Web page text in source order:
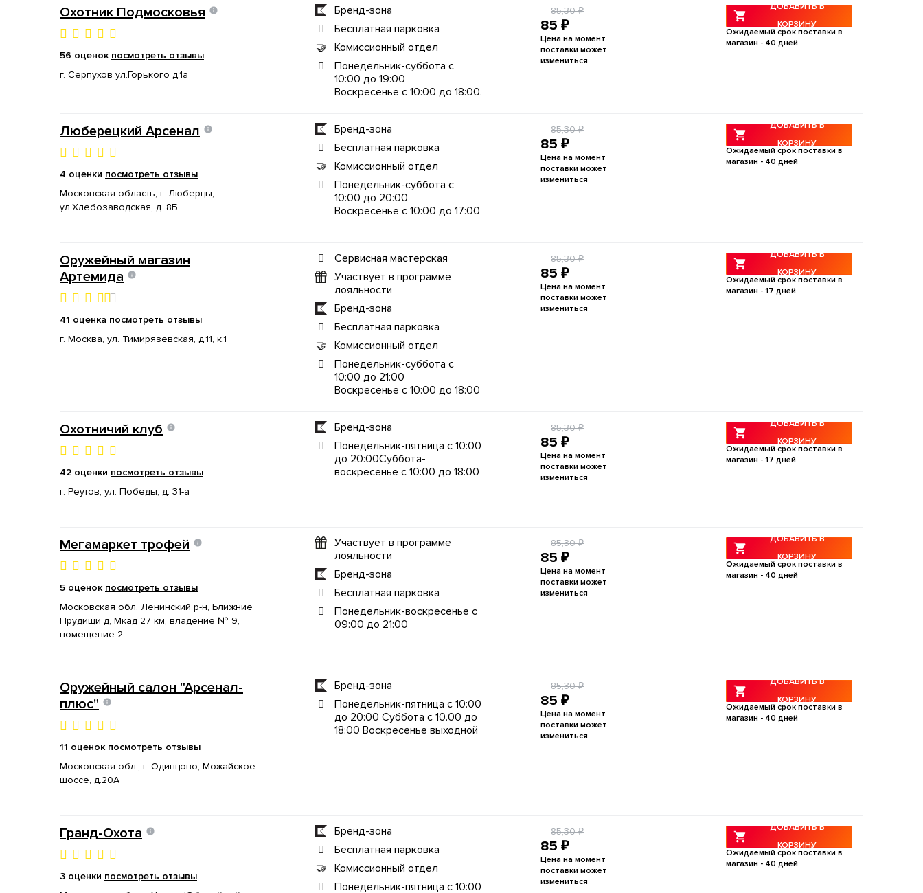
Охотник Подмосковья
56 оценок посмотреть отзывы
г. Серпухов ул.Горького д.1а
Бренд-зона
Бесплатная парковка
Комиссионный отдел
Понедельник-суббота с
10:00 до 19:00
Воскресенье с 10:00 до 18:00.
85,30 ₽
85 ₽
Цена на момент
поставки может
измениться
ДОБАВИТЬ В
КОРЗИНУ
Ожидаемый срок поставки в
магазин - 40 дней
Люберецкий Арсенал
4 оценки посмотреть отзывы
Московская область, г. Люберцы,
ул.Хлебозаводская, д. 8Б
Бренд-зона
Бесплатная парковка
Комиссионный отдел
Понедельник-суббота с
10:00 до 20:00
Воскресенье с 10:00 до 17:00
85,30 ₽
85 ₽
Цена на момент
поставки может
измениться
ДОБАВИТЬ В
КОРЗИНУ
Ожидаемый срок поставки в
магазин - 40 дней
Оружейный магазин
Артемида
41 оценка посмотреть отзывы
г. Москва, ул. Тимирязевская, д.11, к.1
Сервисная мастерская
Участвует в программе
лояльности
Бренд-зона
Бесплатная парковка
Комиссионный отдел
Понедельник-суббота с
10:00 до 21:00
Воскресенье с 10:00 до 18:00
85,30 ₽
85 ₽
Цена на момент
поставки может
измениться
ДОБАВИТЬ В
КОРЗИНУ
Ожидаемый срок поставки в
магазин - 17 дней
Охотничий клуб
42 оценки посмотреть отзывы
г. Реутов, ул. Победы, д. 31-а
Бренд-зона
Понедельник-пятница с 10:00
до 20:00Суббота-
воскресенье с 10:00 до 18:00
85,30 ₽
85 ₽
Цена на момент
поставки может
измениться
ДОБАВИТЬ В
КОРЗИНУ
Ожидаемый срок поставки в
магазин - 17 дней
Мегамаркет трофей
5 оценок посмотреть отзывы
Московская обл, Ленинский р-н, Ближние
Прудищи д, Мкад 27 км, владение № 9,
помещение 2
Участвует в программе
лояльности
Бренд-зона
Бесплатная парковка
Понедельник-воскресенье с
09:00 до 21:00
85,30 ₽
85 ₽
Цена на момент
поставки может
измениться
ДОБАВИТЬ В
КОРЗИНУ
Ожидаемый срок поставки в
магазин - 40 дней
Оружейный салон "Арсенал-
плюс"
11 оценок посмотреть отзывы
Московская обл., г. Одинцово, Можайское
шоссе, д.20А
Бренд-зона
Понедельник-пятница с 10:00
до 20:00 Суббота с 10.00 до
18:00 Воскресенье выходной
85,30 ₽
85 ₽
Цена на момент
поставки может
измениться
ДОБАВИТЬ В
КОРЗИНУ
Ожидаемый срок поставки в
магазин - 40 дней
Гранд-Охота
3 оценки посмотреть отзывы
Бренд-зона
Бесплатная парковка
Комиссионный отдел
Понедельник-пятница с 10:00
85,30 ₽
85 ₽
Цена на момент
поставки может
измениться
ДОБАВИТЬ В
КОРЗИНУ
Ожидаемый срок поставки в
магазин - 40 дней